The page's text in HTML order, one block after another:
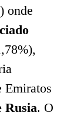
onde
Emiratos
Rusia. O